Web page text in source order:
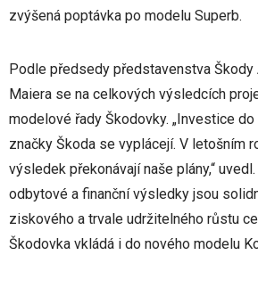
zvýšená poptávka po modelu Superb.
Podle předsedy představenstva Škody
Maiera se na celkových výsledcích
modelové řady Škodovky. „Investice
značky Škoda se vyplácejí. V letošním
výsledek překonávají naše plány,“
odbytové a finanční výsledky jsou
ziskového a trvale udržitelného růstu
Škodovka vkládá i do nového modelu